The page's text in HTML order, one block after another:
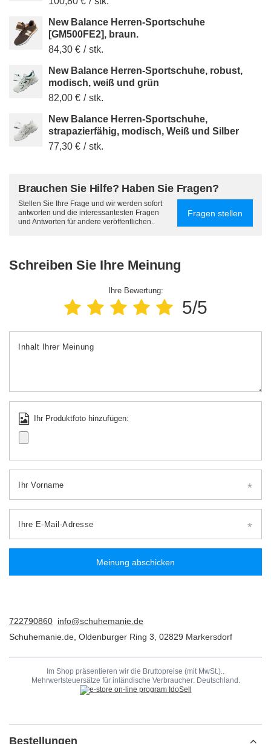
New Balance Herren-Sportschuhe
[GM500FE2], braun.
84,30 € / stk.
New Balance Herren-Sportschuhe, robust,
modisch, weiß und grün
82,00 € / stk.
New Balance Herren-Sportschuhe,
strapazierfähig, modisch, Weiß und Silber
77,30 € / stk.
Brauchen Sie Hilfe? Haben Sie Fragen?
Stellen Sie Ihre Frage und wir werden sofort
antworten und die interessantesten Fragen
und Antworten für andere veröffentlichen..
Fragen stellen
Schreiben Sie Ihre Meinung
Ihre Bewertung:
5/5
Inhalt Ihrer Meinung
Ihr Produktfoto hinzufügen:
Ihr Vorname
Ihre E-Mail-Adresse
Meinung abschicken
722790860 info@schuhemanie.de
Schuhemanie.de Oldenburger Ring 3 02829 Markersdorf
Im Shop präsentieren wir die Bruttopreise (mit MwSt.)..
Mehrwertsteuersätze für inländische Verbraucher: Deutschland .
Bestellungen